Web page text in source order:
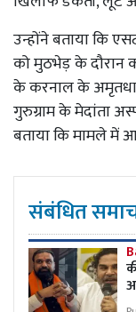
उन्होंने बताया कि
को मुठभेड़ के दौरान
के करनाल के
गुरुग्राम के मेदांता
बताया कि मामले में
संबंधित